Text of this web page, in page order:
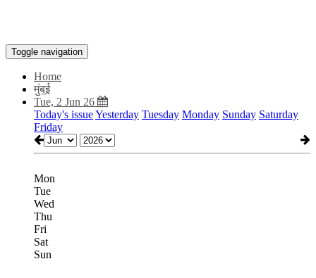
Toggle navigation
Home
मुंबई
Tue, 2 Jun 26
Today's issueYesterday Tuesday Monday Sunday Saturday
Friday
Mon
Tue
Wed
Thu
Fri
Sat
Sun